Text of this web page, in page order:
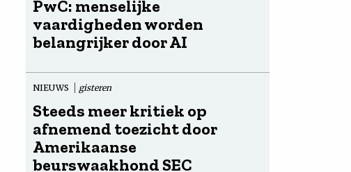
PwC: menselijke
vaardigheden worden
belangrijker door AI
NIEUWS gisteren
Steeds meer kritiek op
afnemend toezicht door
Amerikaanse
beurswaakhond SEC